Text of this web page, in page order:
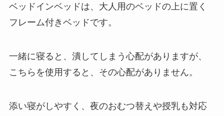
ベッドインベッドは、大人用のベッドの上に置く
フレーム付きベッドです。
一緒に寝ると、潰してしまう心配がありますが、
こちらを使用すると、その心配がありません。
添い寝がしやすく、夜のおむつ替えや授乳も対応